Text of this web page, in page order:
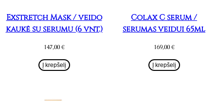
Exstretch Mask / veido
kaukė su serumu (6 vnt.)
147,00€
Į krepšelį
Colax C serum /
serumas veidui 65ml
169,00€
Į krepšelį